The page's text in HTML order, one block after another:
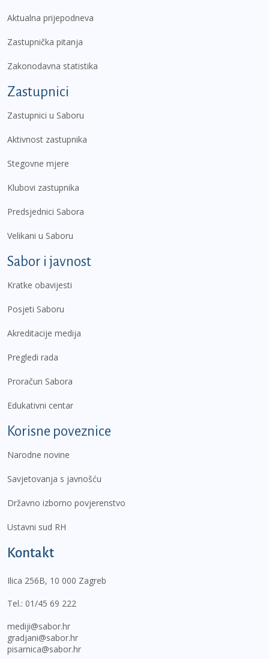
Aktualna prijepodneva
Zastupnička pitanja
Zakonodavna statistika
Zastupnici
Zastupnici u Saboru
Aktivnost zastupnika
Stegovne mjere
Klubovi zastupnika
Predsjednici Sabora
Velikani u Saboru
Sabor i javnost
Kratke obavijesti
Posjeti Saboru
Akreditacije medija
Pregledi rada
Proračun Sabora
Edukativni centar
Korisne poveznice
Narodne novine
Savjetovanja s javnošću
Državno izborno povjerenstvo
Ustavni sud RH
Kontakt
Ilica 256B, 10 000 Zagreb
Tel.: 01/45 69 222
mediji@sabor.hr
gradjani@sabor.hr
pisarnica@sabor.hr